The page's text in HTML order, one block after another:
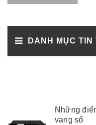
DANH MỤC TIN
Những
vang số